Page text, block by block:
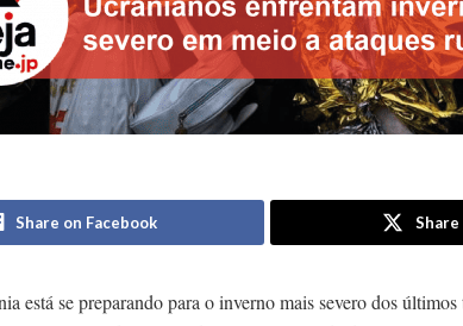
Share on Facebook
está se preparando para o inverno mais severo dos